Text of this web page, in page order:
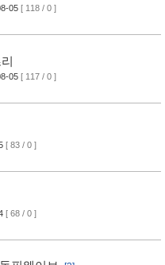
05 [ 118 / 0 ]
05 [ 117 / 0 ]
[ 83 / 0 ]
[ 68 / 0 ]